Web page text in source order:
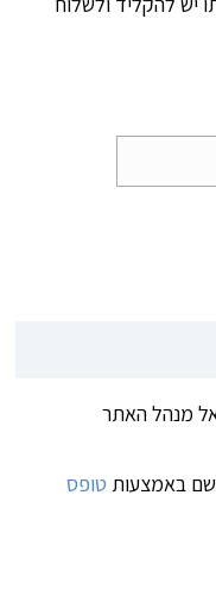
מנהל האתר
באמצעות טופס